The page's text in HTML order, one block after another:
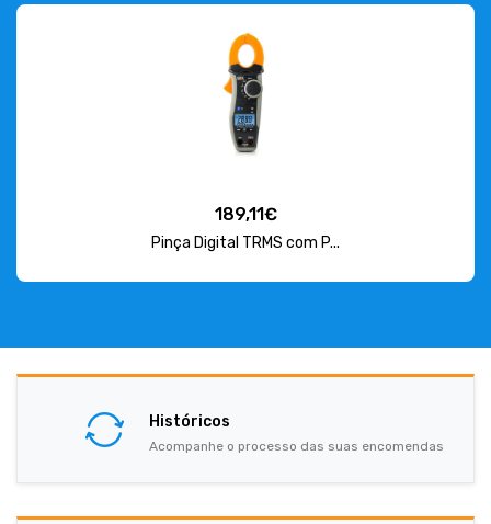
189,11€
Pinça Digital TRMS com P...
Históricos
Acompanhe o processo das suas encomendas